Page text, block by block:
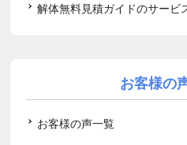
解体無料見積ガイドのサービ
お客様の
お客様の声一覧